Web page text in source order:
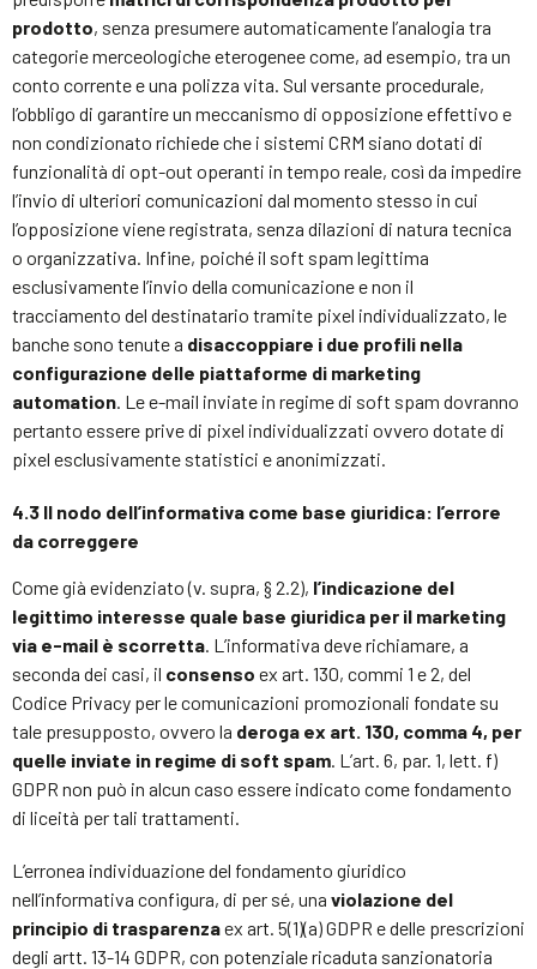
prodotto, senza presumere automaticamente l’analogia tra
categorie merceologiche eterogenee come, ad esempio, tra un
conto corrente e una polizza vita. Sul versante procedurale,
l’obbligo di garantire un meccanismo di opposizione effettivo e
non condizionato richiede che i sistemi CRM siano dotati di
funzionalità di opt-out operanti in tempo reale, così da impedire
l’invio di ulteriori comunicazioni dal momento stesso in cui
l’opposizione viene registrata, senza dilazioni di natura tecnica
o organizzativa. Infine, poiché il soft spam legittima
esclusivamente l’invio della comunicazione e non il
tracciamento del destinatario tramite pixel individualizzato, le
banche sono tenute a disaccoppiare i due profili nella
configurazione delle piattaforme di marketing
automation . Le e-mail inviate in regime di soft spam dovranno
pertanto essere prive di pixel individualizzati ovvero dotate di
pixel esclusivamente statistici e anonimizzati.
4.3 Il nodo dell’informativa come base giuridica: l’errore
da correggere
Come già evidenziato (v. supra, § 2.2), l’indicazione del
legittimo interesse quale base giuridica per il marketing
via e-mail è scorretta . L’informativa deve richiamare, a
seconda dei casi, il consenso ex art. 130, commi 1 e 2, del
Codice Privacy per le comunicazioni promozionali fondate su
tale presupposto, ovvero la deroga ex art. 130, comma 4, per
quelle inviate in regime di soft spam . L’art. 6, par. 1, lett. f)
GDPR non può in alcun caso essere indicato come fondamento
di liceità per tali trattamenti.
L’erronea individuazione del fondamento giuridico
nell’informativa configura, di per sé, una violazione del
principio di trasparenzaex art. 5(1)(a) GDPR e delle prescrizioni
degli artt. 13-14 GDPR, con potenziale ricaduta sanzionatoria